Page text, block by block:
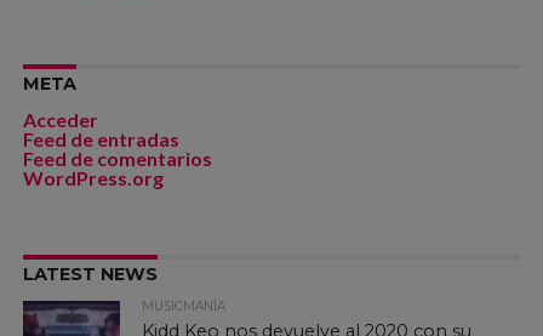
META
Acceder
Feed de entradas
Feed de comentarios
WordPress.org
LATEST NEWS
MUSICMANÍA
Kidd Keo nos devuelve al 2020 con su